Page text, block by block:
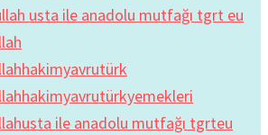
usta ile anadolu mutfağı tgrt eu
ile anadolu mutfağı tgrteu